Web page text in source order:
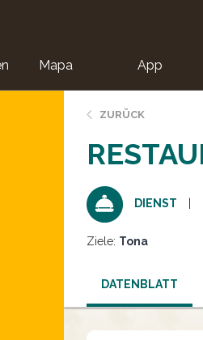
Mapa App
ZURÜCK
DIENST
Ziele: Tona
DATENBLATT